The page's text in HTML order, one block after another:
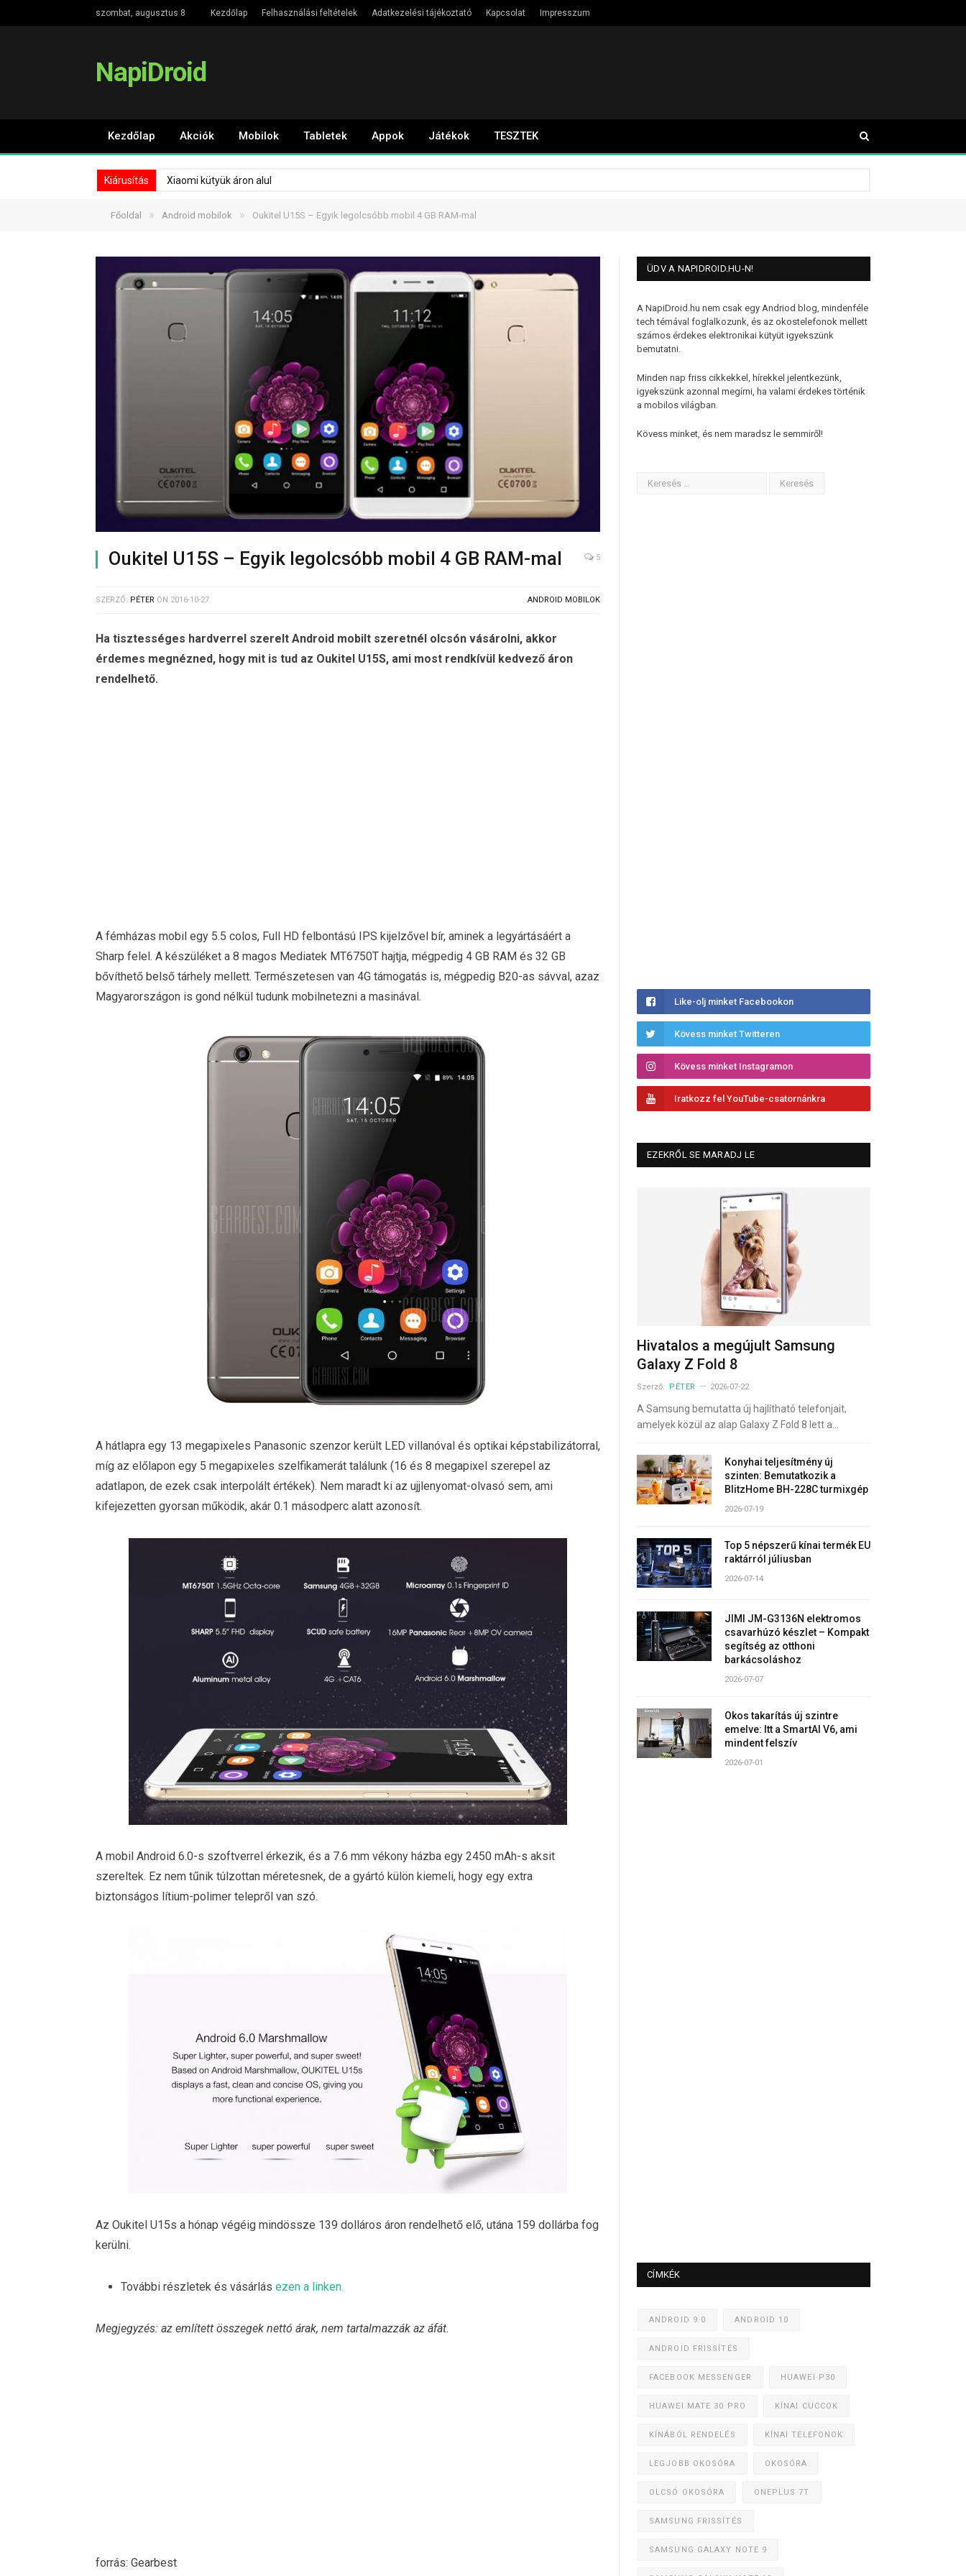
szombat, augusztus 8 Kezdőlap Felhasználási feltételek Adatkezelési tájékoztató Kapcsolat Impresszum
NapiDroid
Kezdőlap Akciók Mobilok Tabletek Appok Játékok TESZTEK
Kiárusítás Xiaomi kütyük áron alul
Főoldal » Android mobilok » Oukitel U15S – Egyik legolcsóbb mobil 4 GB RAM-mal
Oukitel U15S – Egyik legolcsóbb mobil 4 GB RAM-mal 5
SZERZŐ: PÉTER ON 2016-10-27 ANDROID MOBILOK
Ha tisztességes hardverrel szerelt Android mobilt szeretnél olcsón vásárolni, akkor
érdemes megnézned, hogy mit is tud az Oukitel U15S, ami most rendkívül kedvező áron
rendelhető.
A fémházas mobil egy 5.5 colos, Full HD felbontású IPS kijelzővel bír, aminek a legyártásáért a
Sharp felel. A készüléket a 8 magos Mediatek MT6750T hajtja, mégpedig 4 GB RAM és 32 GB
bővíthető belső tárhely mellett. Természetesen van 4G támogatás is, mégpedig B20-as sávval, azaz
Magyarországon is gond nélkül tudunk mobilnetezni a masinával.
A hátlapra egy 13 megapixeles Panasonic szenzor került LED villanóval és optikai képstabilizátorral,
míg az előlapon egy 5 megapixeles szelfikamerát találunk (16 és 8 megapixel szerepel az
adatlapon, de ezek csak interpolált értékek). Nem maradt ki az ujjlenyomat-olvasó sem, ami
kifejezetten gyorsan működik, akár 0.1 másodperc alatt azonosít.
A mobil Android 6.0-s szoftverrel érkezik, és a 7.6 mm vékony házba egy 2450 mAh-s aksit
szereltek. Ez nem tűnik túlzottan méretesnek, de a gyártó külön kiemeli, hogy egy extra
biztonságos lítium-polimer telepről van szó.
Az Oukitel U15s a hónap végéig mindössze 139 dolláros áron rendelhető elő, utána 159 dollárba fog
kerülni.
További részletek és vásárlás ezen a linken.
Megjegyzés: az említett összegek nettó árak, nem tartalmazzák az áfát.
forrás: Gearbest
ÜDV A NAPIDROID.HU-N!
A NapiDroid.hu nem csak egy Andriod blog, mindenféle
tech témával foglalkozunk, és az okostelefonok mellett
számos érdekes elektronikai kütyüt igyekszünk
bemutatni.
Minden nap friss cikkekkel, hírekkel jelentkezünk,
igyekszünk azonnal megírni, ha valami érdekes történik
a mobilos világban.
Kövess minket, és nem maradsz le semmiről!
Like-olj minket Facebookon
Kövess minket Twitteren
Kövess minket Instagramon
Iratkozz fel YouTube-csatornánkra
EZEKRŐL SE MARADJ LE
Hivatalos a megújult Samsung
Galaxy Z Fold 8
Szerző: PÉTER 2026-07-22
A Samsung bemutatta új hajlítható telefonjait,
amelyek közül az alap Galaxy Z Fold 8 lett a…
Konyhai teljesítmény új
szinten: Bemutatkozik a
BlitzHome BH-228C turmixgép
2026-07-19
Top 5 népszerű kínai termék EU
raktárról júliusban
2026-07-14
JIMI JM-G3136N elektromos
csavarhúzó készlet – Kompakt
segítség az otthoni
barkácsoláshoz
2026-07-07
Okos takarítás új szintre
emelve: Itt a SmartAI V6, ami
mindent felszív
2026-07-01
CÍMKÉK
ANDROID 9.0 ANDROID 10
ANDROID FRISSÍTÉS
FACEBOOK MESSENGER HUAWEI P30
HUAWEI MATE 30 PRO KÍNAI CUCCOK
KÍNÁBÓL RENDELÉS KÍNAI TELEFONOK
LEGJOBB OKOSÓRA OKOSÓRA
OLCSÓ OKOSÓRA ONEPLUS 7T
SAMSUNG FRISSÍTÉS
SAMSUNG GALAXY NOTE 9